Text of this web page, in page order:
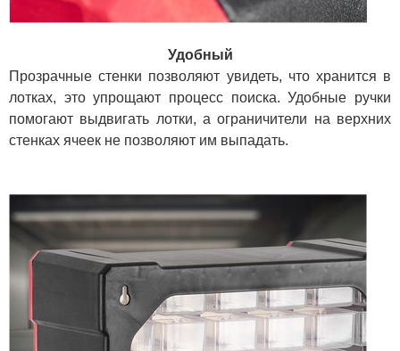
Удобный
Прозрачные стенки позволяют увидеть, что хранится в
лотках, это упрощают процесс поиска. Удобные ручки
помогают выдвигать лотки, а ограничители на верхних
стенках ячеек не позволяют им выпадать.